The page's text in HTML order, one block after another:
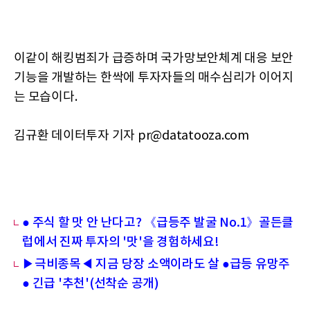
이같이 해킹범죄가 급증하며 국가망보안체계 대응 보안
기능을 개발하는 한싹에 투자자들의 매수심리가 이어지
는 모습이다.
김규환 데이터투자 기자 pr@datatooza.com
● 주식 할 맛 안 난다고? 《급등주 발굴 No.1》골든클
럽에서 진짜 투자의 '맛'을 경험하세요!
▶극비종목◀ 지금 당장 소액이라도 살 ●급등 유망주
● 긴급 '추천'(선착순 공개)